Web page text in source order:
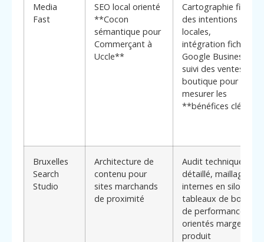
Media
Fast
SEO local orienté
**Cocon
sémantique pour
Commerçant à
Uccle**
Cartographie fine
des intentions
locales,
intégration fiches
Google Business,
suivi des ventes en
boutique pour
mesurer les
**bénéfices clés**
Bruxelles
Search
Studio
Architecture de
contenu pour
sites marchands
de proximité
Audit technique
détaillé, maillages
internes en silos,
tableaux de bord
de performance
orientés marge
produit